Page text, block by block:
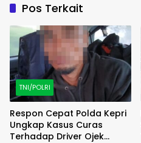
Pos Terkait
TNI/POLRI
Respon Cepat Polda Kepri
Ungkap Kasus Curas
Terhadap Driver Ojek